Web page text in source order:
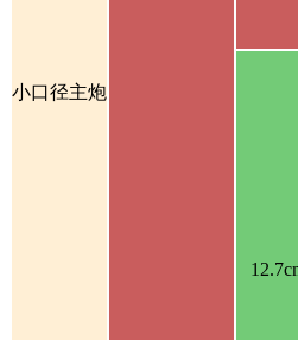
小口径主炮